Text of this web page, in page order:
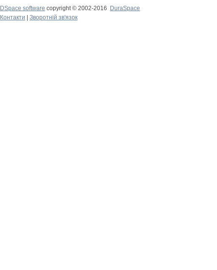
DSpace software copyright © 2002-2016
DuraSpace
Контакти
Зворотній зв'язок